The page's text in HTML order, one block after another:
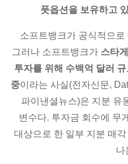
풋옵션을 보유하고
소프트뱅크가 공식적으
그러나 소프트뱅크가 스타
투자를 위해 수백억 달러
중이라는 사실(전자신문,
파이낸셜뉴스)은 지분 유
변수다. 투자금 회수에 무
대상으로 한 일부 지분 매
나